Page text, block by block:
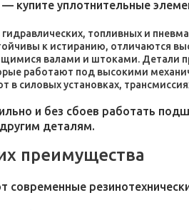
купите уплотнительные
топливных и
к истиранию, отличаются
валами и штоками. Детали
работают под высокими
силовых установках,
и без сбоев работать
деталям.
преимущества
современные